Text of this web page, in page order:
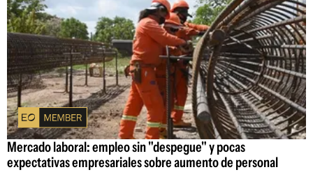
Mercado laboral: empleo sin "despegue" y pocas
expectativas empresariales sobre aumento de personal